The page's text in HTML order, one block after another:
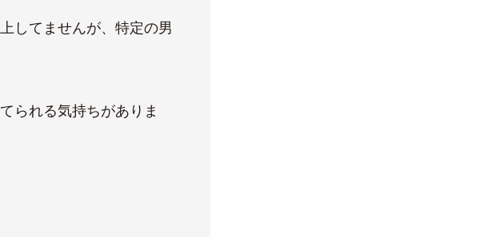
してませんが、特定の男
られる気持ちがありま